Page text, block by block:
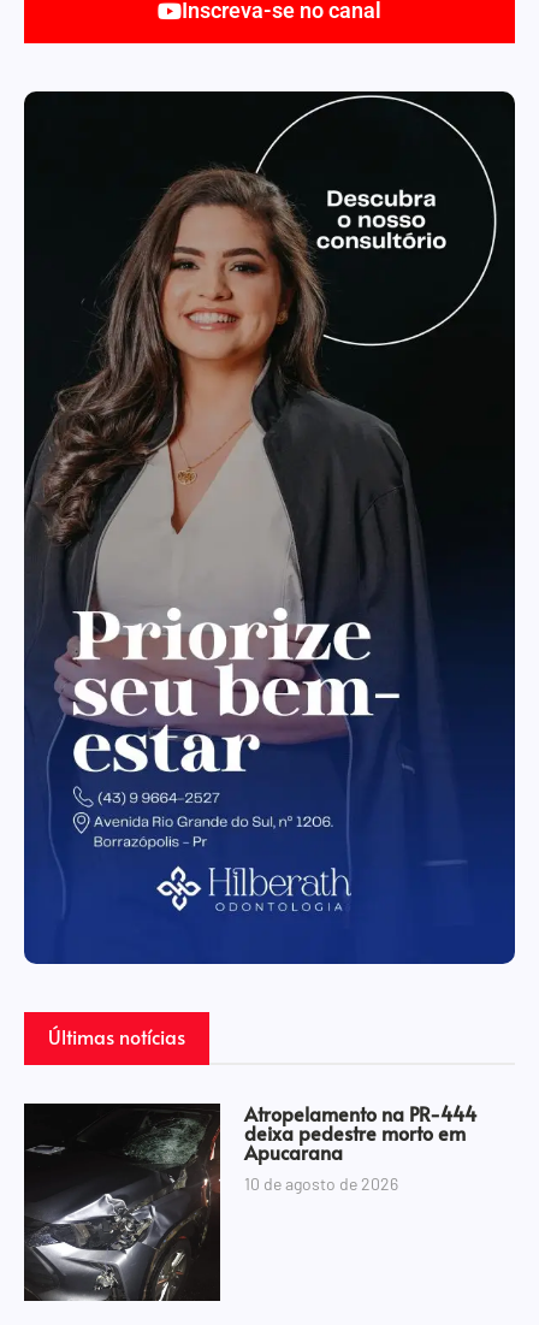
Inscreva-se no canal
Últimas notícias
Atropelamento na PR-444
deixa pedestre morto em
Apucarana
10 de agosto de 2026